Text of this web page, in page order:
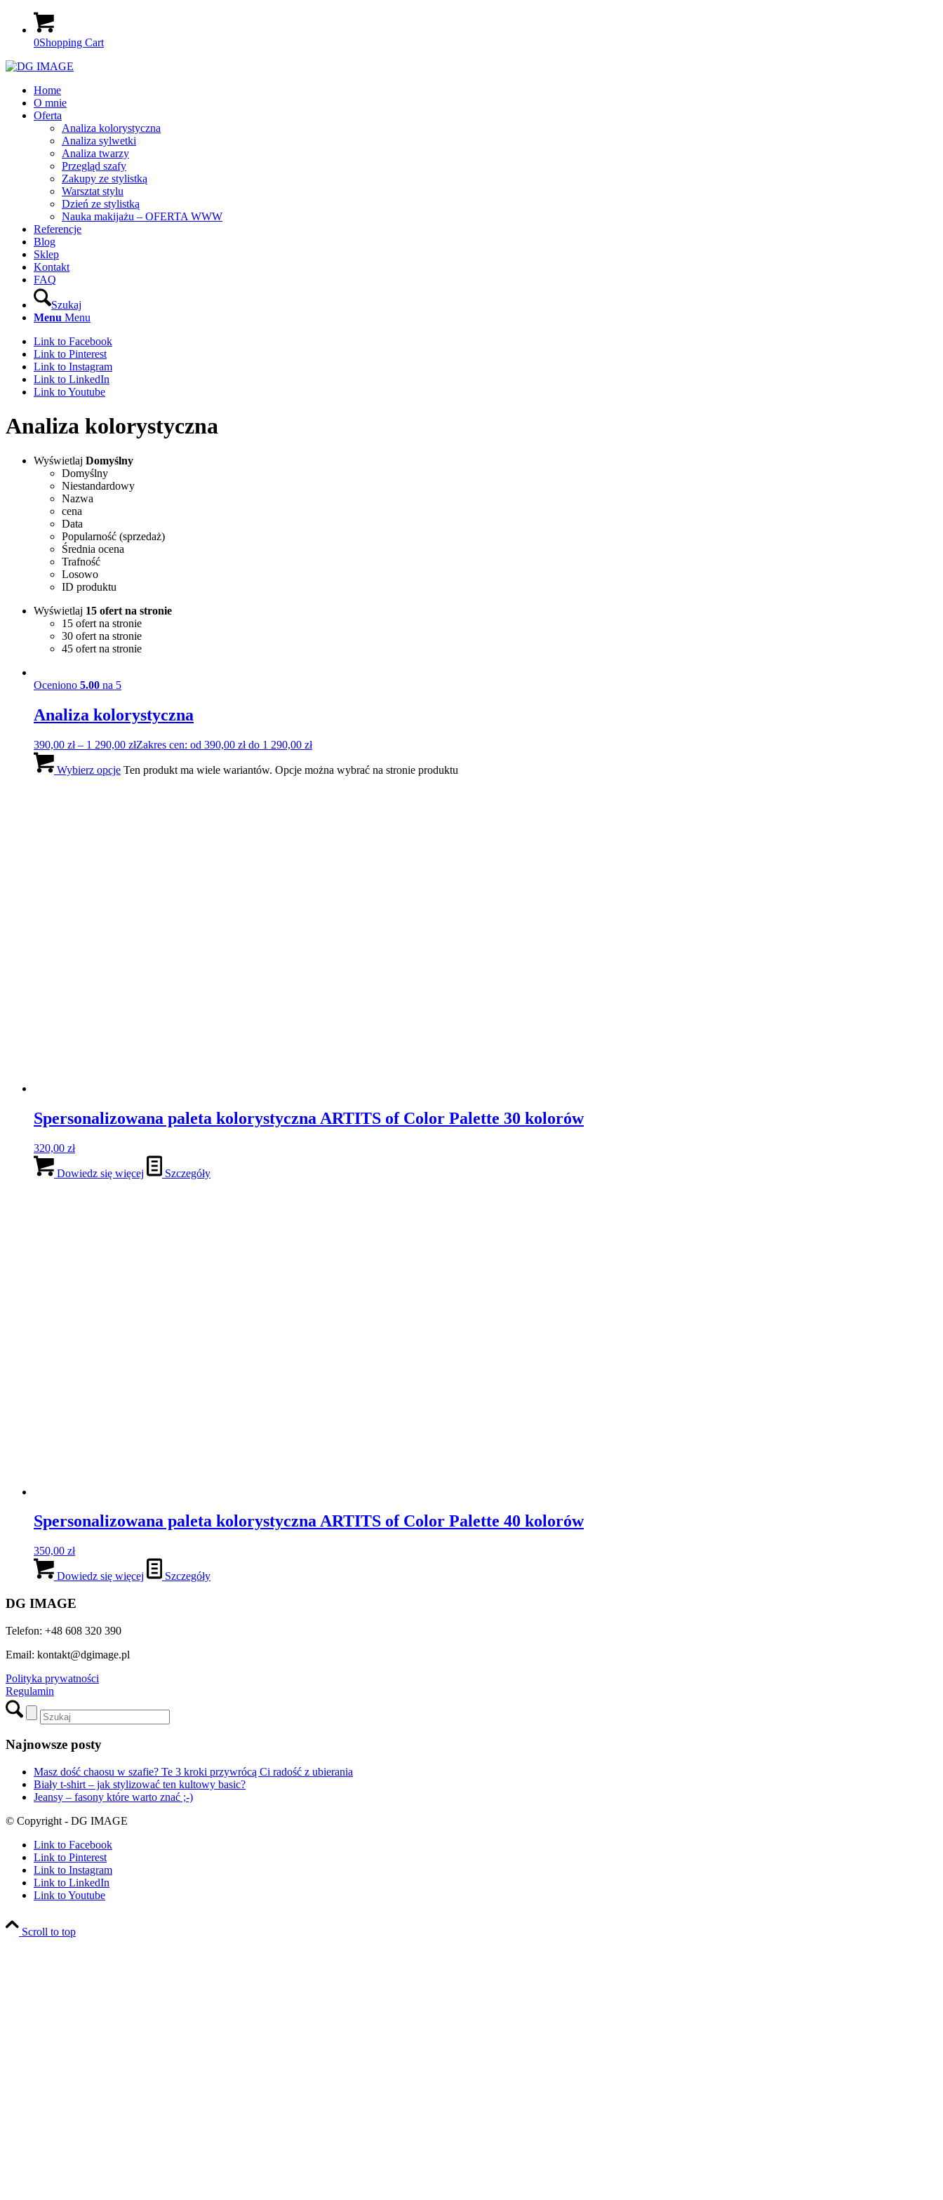
0Shopping Cart
Home
O mnie
Oferta
Analiza kolorystyczna
Analiza sylwetki
Analiza twarzy
Przegląd szafy
Zakupy ze stylistką
Warsztat stylu
Dzień ze stylistką
Nauka makijażu – OFERTA WWW
Referencje
Blog
Sklep
Kontakt
FAQ
Szukaj
Menu Menu
Link to Facebook
Link to Pinterest
Link to Instagram
Link to LinkedIn
Link to Youtube
Analiza kolorystyczna
Wyświetlaj Domyślny
Domyślny
Niestandardowy
Nazwa
cena
Data
Popularność (sprzedaż)
Średnia ocena
Trafność
Losowo
ID produktu
Wyświetlaj 15 ofert na stronie
15 ofert na stronie
30 ofert na stronie
45 ofert na stronie
Oceniono 5.00 na 5
Analiza kolorystyczna
390,00 zł – 1 290,00 złZakres cen: od 390,00 zł do 1 290,00 zł
Wybierz opcje Ten produkt ma wiele wariantów. Opcje można wybrać na stronie produktu
© Copyright - DG IMAGE
Link to Pinterest
Link to Instagram
Link to LinkedIn
Scroll to top